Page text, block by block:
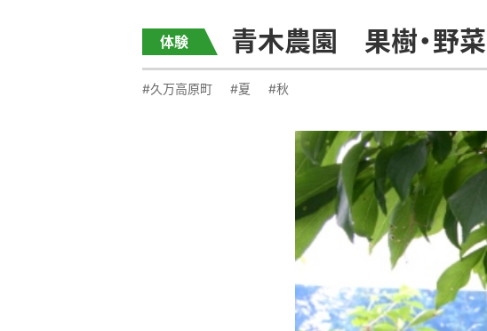
体験 青木農園 果樹・野菜
#久万高原町 #夏 #秋